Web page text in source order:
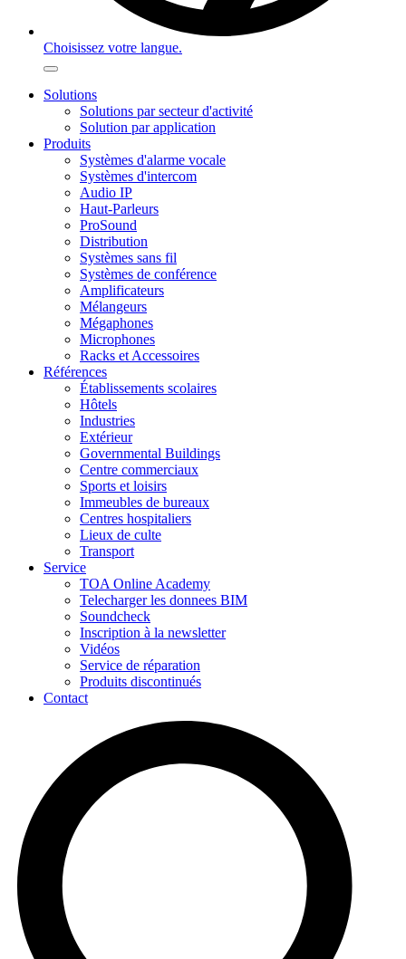
Choisissez votre langue.
Solutions
Solutions par secteur d'activité
Solution par application
Produits
Systèmes d'alarme vocale
Systèmes d'intercom
Audio IP
Haut-Parleurs
ProSound
Distribution
Systèmes sans fil
Systèmes de conférence
Amplificateurs
Mélangeurs
Mégaphones
Microphones
Racks et Accessoires
Références
Établissements scolaires
Hôtels
Industries
Extérieur
Governmental Buildings
Centre commerciaux
Sports et loisirs
Immeubles de bureaux
Centres hospitaliers
Lieux de culte
Transport
Service
TOA Online Academy
Telecharger les donnees BIM
Soundcheck
Inscription à la newsletter
Vidéos
Service de réparation
Produits discontinués
Contact